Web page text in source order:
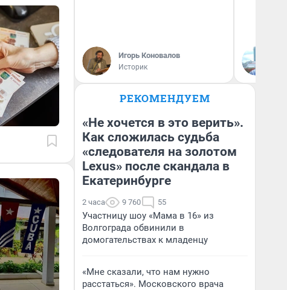
Игорь Коновалов
Историк
РЕКОМЕНДУЕМ
«Не хочется в это верить».
Как сложилась судьба
«следователя на золотом
Lexus» после скандала в
Екатеринбурге
2 часа 9 760 55
Участницу шоу «Мама в 16» из
Волгограда обвинили в
домогательствах к младенцу
«Мне сказали, что нам нужно
расстаться». Московского врача